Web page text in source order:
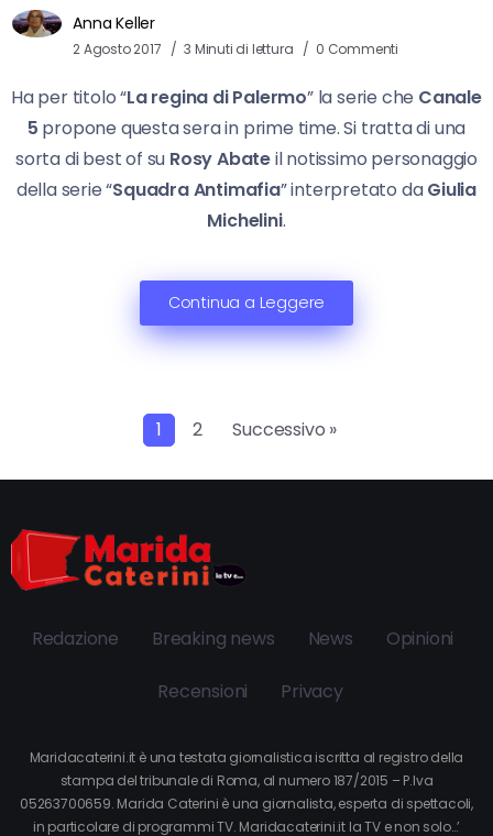
Anna Keller
2 Agosto 2017 3 Minuti di lettura 0 Commenti
Ha per titolo “La regina di Palermo” la serie che Canale
5 propone questa sera in prime time. Si tratta di una
sorta di best of su Rosy Abateil notissimo personaggio
della serie “Squadra Antimafia” interpretato daGiulia
Michelini.
Continua a Leggere
1 2 Successivo »
Redazione Breaking news News Opinioni
Recensioni Privacy
Maridacaterini.it è una testata giornalistica iscritta al registro della
stampa del tribunale di Roma, al numero 187/2015 – P.Iva
05263700659. Marida Caterini è una giornalista, esperta di spettacoli,
in particolare di programmi TV. Maridacaterini.it la TV e non solo…’